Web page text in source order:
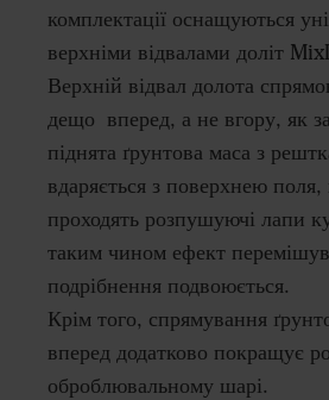
комплектації оснащуються
верхніми відвалами доліт
Верхній відвал долота
дещо вперед, а не вгору, як
піднята ґрунтова маса з
вдаряється з поверхнею
проходять розпушуючі лапи
таким чином ефект
подрібнення подвоюється.
Крім того, спрямування
вперед додатково покращує
оброблювальному шарі.